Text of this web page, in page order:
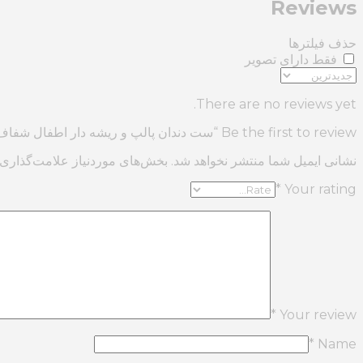
Reviews
حذف فیلترها
فقط دارای تصویر
There are no reviews yet.
Be the first to review “ست دندان پالپ و ریشه دار اطفال شفاف 8عدد”
نشانی ایمیل شما منتشر نخواهد شد. بخش‌های موردنیاز
Your rating
*
Your review
*
Name
*